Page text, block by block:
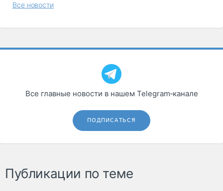
Все новости
Все главные новости в нашем Telegram‑канале
ПОДПИСАТЬСЯ
Публикации по теме